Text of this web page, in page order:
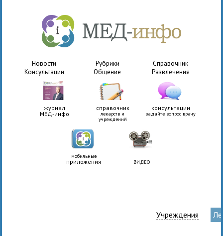
Новости Рубрики
Справочник
Консультации
Общение Развлечения
журнал
МЕД-инфо
справочник
лекарств и
учреждений
консультации
задайте вопрос врачу
мобильные
приложения ВИДЕО
Учреждения